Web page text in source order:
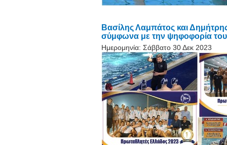
Βασίλης Λαμπάτος και
σύμφωνα με την ψηφοφορία
Ημερομηνία: Σάββατο 30 Δεκ 2023